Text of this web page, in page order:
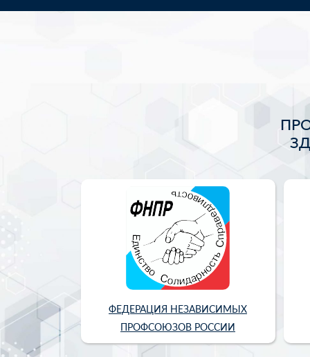
ФЕДЕРАЦИЯ НЕЗАВИСИМЫХ
ПРОФСОЮЗОВ РОССИИ